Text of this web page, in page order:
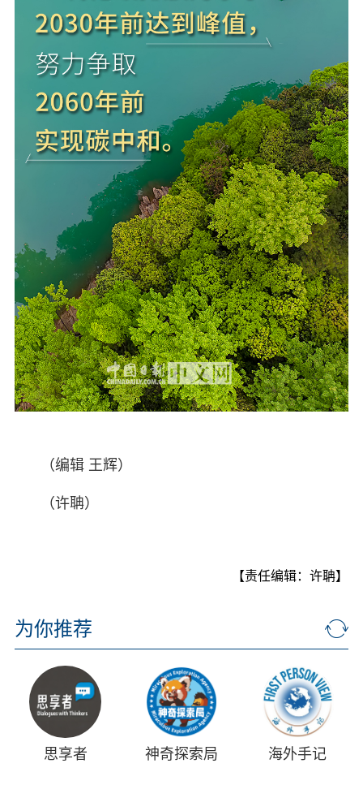
（编辑 王辉）
（许聃）
【责任编辑：许聃】
为你推荐
思享者 神奇探索局 海外手记